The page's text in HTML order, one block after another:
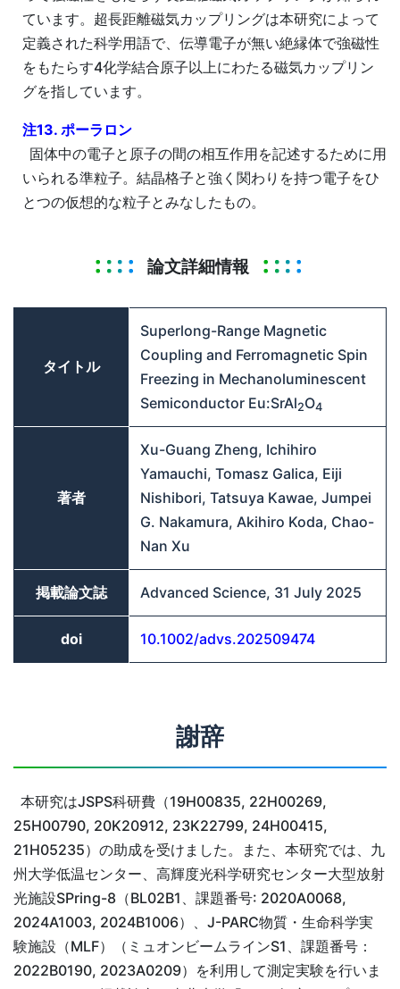
ています。超長距離磁気カップリングは本研究によって
定義された科学用語で、伝導電子が無い絶縁体で強磁性
をもたらす4化学結合原子以上にわたる磁気カップリン
グを指しています。
注13. ポーラロン
固体中の電子と原子の間の相互作用を記述するために用
いられる準粒子。結晶格子と強く関わりを持つ電子をひ
とつの仮想的な粒子とみなしたもの。
論文詳細情報
タイトル
Superlong-Range Magnetic
Coupling and Ferromagnetic Spin
Freezing in Mechanoluminescent
Semiconductor Eu:SrAl2O4
著者
Xu-Guang Zheng, Ichihiro
Yamauchi, Tomasz Galica, Eiji
Nishibori, Tatsuya Kawae, Jumpei
G. Nakamura, Akihiro Koda, Chao-
Nan Xu
掲載論文誌 Advanced Science, 31 July 2025
doi 10.1002/advs.202509474
謝辞
本研究はJSPS科研費（19H00835, 22H00269,
25H00790, 20K20912, 23K22799, 24H00415,
21H05235）の助成を受けました。また、本研究では、九
州大学低温センター、高輝度光科学研究センター大型放射
光施設SPring-8（BL02B1、課題番号: 2020A0068,
2024A1003, 2024B1006）、J-PARC物質・生命科学実
験施設（MLF）（ミュオンビームラインS1、課題番号：
2022B0190, 2023A0209）を利用して測定実験を行いま